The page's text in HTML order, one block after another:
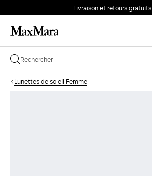
Livraison et retours gratuits
Lunettes de soleil Femme